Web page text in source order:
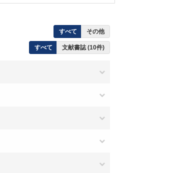
すべて その他
すべて 文献書誌 (10件)